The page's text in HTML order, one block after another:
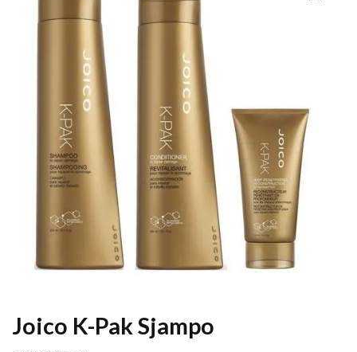
Joico K-Pak Sjampo